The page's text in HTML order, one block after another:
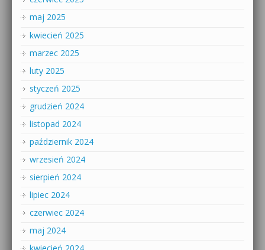
maj 2025
kwiecień 2025
marzec 2025
luty 2025
styczeń 2025
grudzień 2024
listopad 2024
październik 2024
wrzesień 2024
sierpień 2024
lipiec 2024
czerwiec 2024
maj 2024